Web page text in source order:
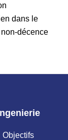
dans le
non-décence
Objectifs